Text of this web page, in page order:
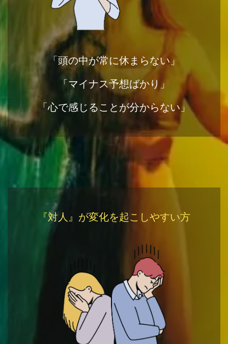
「頭の中が常に休まらない」
「マイナス予想ばかり」
「心で感じることが分からない」
『対人』が変化を起こしやすい方